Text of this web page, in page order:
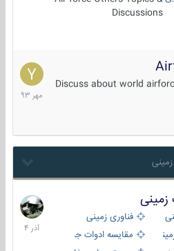
Discussions
Discuss about world
15
مهر
1393
فناوری زمینی
مقایسه ادوات جنگی
21
آذر
1404